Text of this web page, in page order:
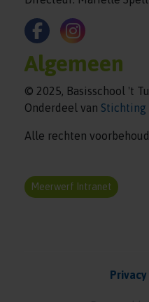
Algemeen
© 2025, Basisschool 't
Onderdeel van Stichting
Alle rechten
Meerwerf Intranet